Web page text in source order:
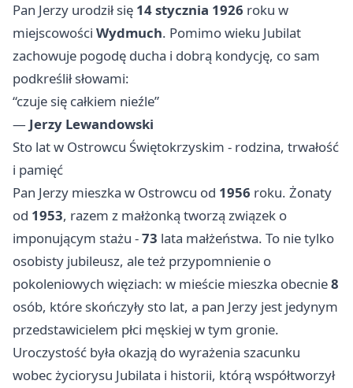
Pan Jerzy urodził się 14 stycznia 1926 roku w
miejscowości Wydmuch. Pomimo wieku Jubilat
zachowuje pogodę ducha i dobrą kondycję, co sam
podkreślił słowami:
“czuje się całkiem nieźle”
— Jerzy Lewandowski
Sto lat w Ostrowcu Świętokrzyskim - rodzina, trwałość
i pamięć
Pan Jerzy mieszka w Ostrowcu od 1956 roku. Żonaty
od 1953, razem z małżonką tworzą związek o
imponującym stażu -73 lata małżeństwa. To nie tylko
osobisty jubileusz, ale też przypomnienie o
pokoleniowych więziach: w mieście mieszka obecnie8
osób, które skończyły sto lat, a pan Jerzy jest jedynym
przedstawicielem płci męskiej w tym gronie.
Uroczystość była okazją do wyrażenia szacunku
wobec życiorysu Jubilata i historii, którą współtworzył